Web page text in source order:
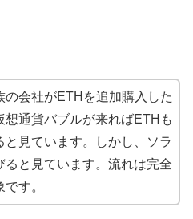
の会社がETHを追加購入した
想通貨バブルが来ればETHも
と見ています。しかし、ソラ
ると見ています。流れは完全
す。